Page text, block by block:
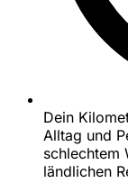
Dein
Alltag und
schlechtem
ländlichen